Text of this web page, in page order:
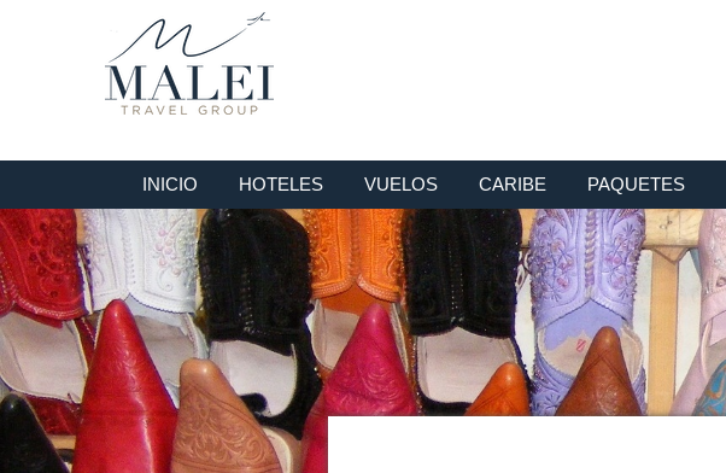
INICIO HOTELES VUELOS CARIBE PAQUETES